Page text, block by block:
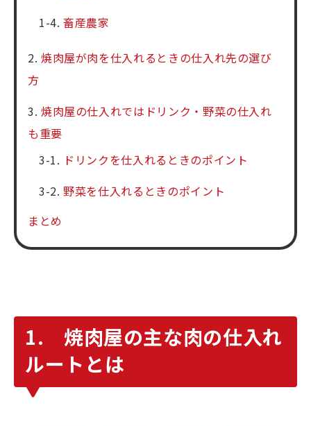
畜産農家
焼肉屋が肉を仕入れるときの仕入れ先の選び
方
焼肉屋の仕入れではドリンク・野菜の仕入れ
も重要
ドリンクを仕入れるときのポイント
野菜を仕入れるときのポイント
まとめ
1. 焼肉屋の主な肉の仕入れ
ルートとは